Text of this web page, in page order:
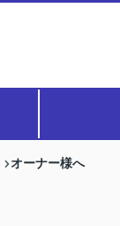
オーナー様へ